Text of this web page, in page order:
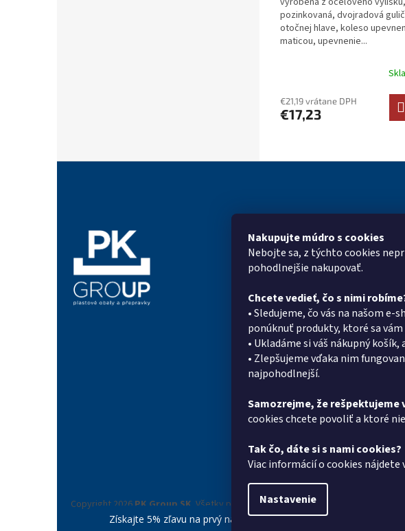
Nakupujte múdro s cookies
Nebojte sa, z týchto cookies
pohodlnejšie nakupovať.
Chcete vedieť, čo s nimi
• Sledujeme, čo vás na našom
ponúknuť produkty, ktoré sa vám
• Ukladáme si váš nákupný košík,
• Zlepšujeme vďaka nim
najpohodlnejší.
Samozrejme, že rešpektujeme
cookies chcete povoliť a ktoré
Tak čo, dáte si s nami cookies?
Viac informácií o cookies nájdete
Nastavenie
pozinkovaná, dvojradová
otočnej hlave, koleso
maticou, upevnenie...
€21,19 vrátane DPH
€17,23
Informácie pre vás
Prečo PK Group
Kontakty
Doprava a platba
Systém zliav PK Group.sk
Referencie
Obchodné podmienky
Reklamačný protokol
Moja objednávka
Copyright 2026 PK Group SK . Všetky práva vyhradené.
Získajte 5% zľavu na prvý nákup